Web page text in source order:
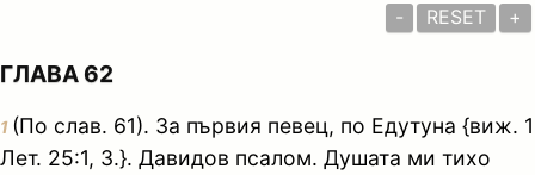
- RESET +
ГЛАВА 62
1 (По слав. 61). За първия певец, по Едутуна {виж. 1
Лет. 25:1, 3.}. Давидов псалом. Душата ми тихо